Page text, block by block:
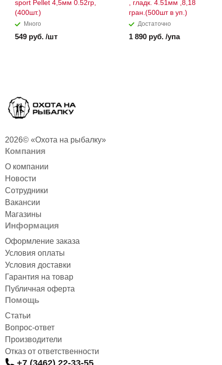
sport Pellet 4,5мм 0.52гр,
(400шт.)
Много
549 руб. /шт
, гладк. 4.51мм ,8,18
гран.(500шт в уп.)
Достаточно
1 890 руб. /упа
2026© «Охота на рыбалку»
Компания
О компании
Новости
Сотрудники
Вакансии
Магазины
Информация
Оформление заказа
Условия оплаты
Условия доставки
Гарантия на товар
Публичная оферта
Помощь
Статьи
Вопрос-ответ
Производители
Отказ от ответственности
+7 (3462) 22-33-55